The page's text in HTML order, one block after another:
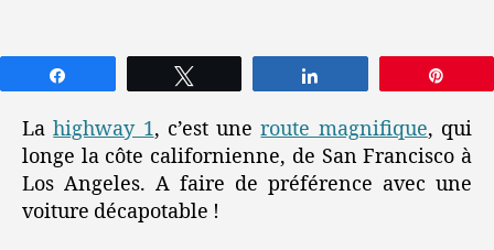
Lahighway 1, c’est uneroute magnifique, qui
longe la côte californienne, de San Francisco à
Los Angeles. A faire de préférence avec une
voiture décapotable !